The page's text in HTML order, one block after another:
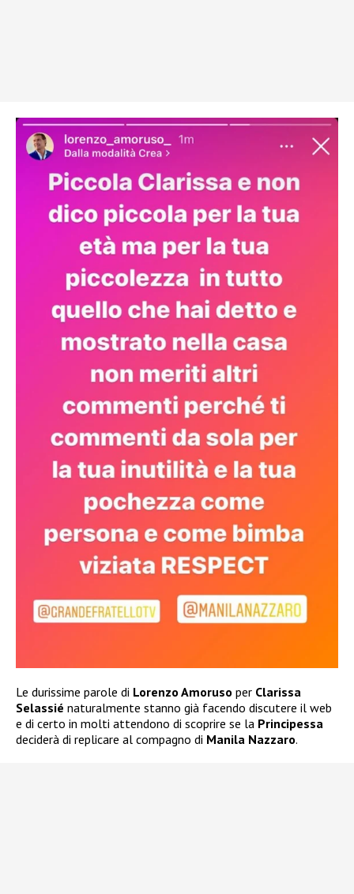
Le durissime parole di Lorenzo Amoruso per Clarissa
Selassié naturalmente stanno già facendo discutere il web
e di certo in molti attendono di scoprire se la Principessa
deciderà di replicare al compagno di Manila Nazzaro.